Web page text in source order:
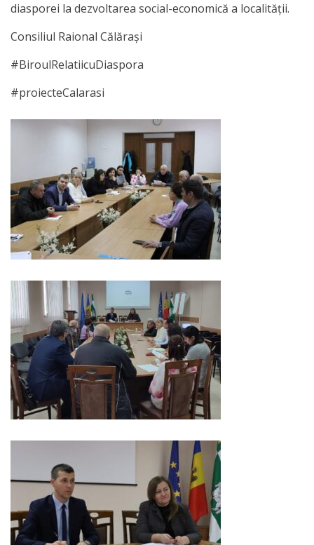
Investiţiilor
Serviciul
de
Colectare
a
Impozitelor
şi
Taxelor
Locale
Serviciul
Juridic
Serviciul
în
Reglementarea
Regimului
Funciar
Serviciul
Relaţii
cu
Publicul
diasporei la dezvoltarea social-economică a localității.
Consiliul Raional Călărași
#BiroulRelatiicuDiaspora
#proiecteCalarasi